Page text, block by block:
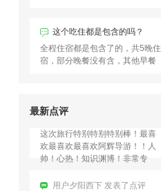
这个吃住都是包含的吗？
全程住宿都是包含了的，共5晚住
宿，部分晚餐没有含，其他早餐
最新点评
贵州的历史讲到贵州的人文、从
贵州的景点再到贵州的小吃，
基…
用户彩风 发表了点评
这个贵州5日游真的是物美价廉，
晚，真的太划算了！！…
用户云淡风轻 发表了点评
这次旅行特别特别特别棒！最喜
欢最喜欢最喜欢阿辉导游！！人
帅！心热！知识渊博！非常专
最最最最棒的导游！希望后来来
用户夕阳西下 发表了点评